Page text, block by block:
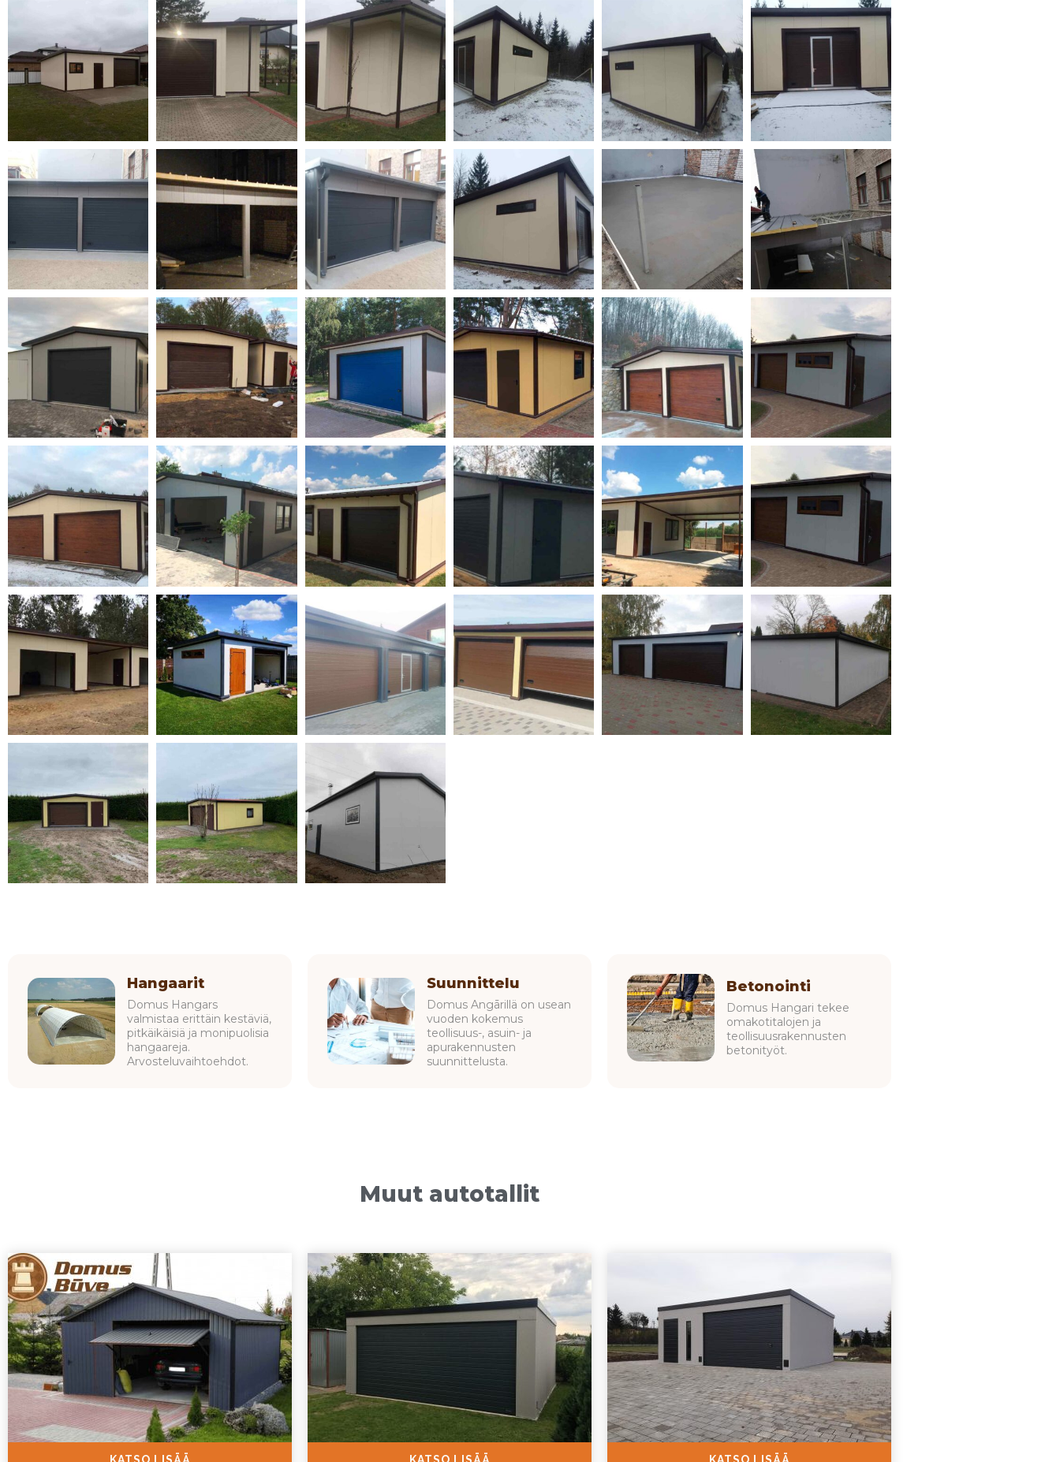
Hangaarit
Domus Hangars
valmistaa erittäin kestäviä,
pitkäikäisiä ja monipuolisia
hangaareja.
Arvosteluvaihtoehdot.
Suunnittelu
Domus Angārillä on usean
vuoden kokemus
teollisuus-, asuin- ja
apurakennusten
suunnittelusta.
Betonointi
Domus Hangari tekee
omakotitalojen ja
teollisuusrakennusten
betonityöt.
Muut autotallit